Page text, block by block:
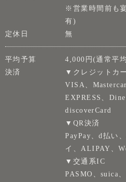
※営業時間前も
有)
定休日
無
平均予算
4,000円(通常平
決済
▼クレジットカ
VISA、
EXPRESS、
discoverCard
▼QR決済
PayPay、d払い
イ、ALIPAY、
▼交通系IC
PASMO、suica